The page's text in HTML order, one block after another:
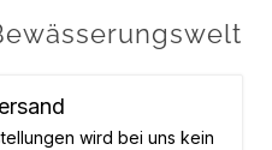
wird bei uns kein